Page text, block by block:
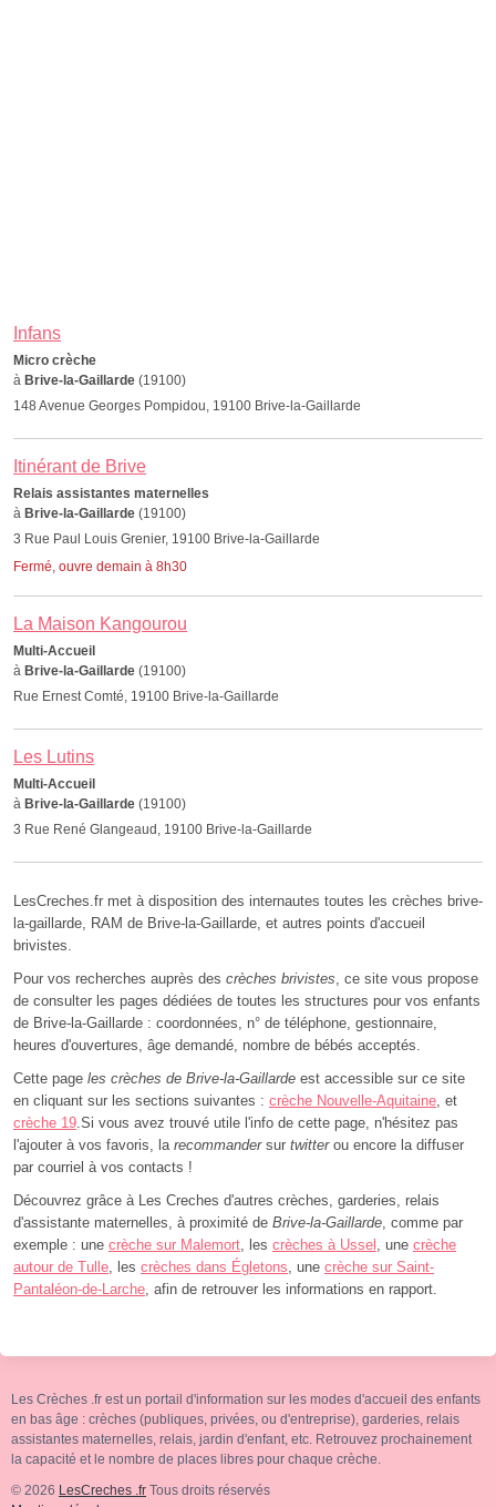
Infans
Micro crèche
à Brive-la-Gaillarde (19100)
148 Avenue Georges Pompidou, 19100 Brive-la-Gaillarde
Itinérant de Brive
Relais assistantes maternelles
à Brive-la-Gaillarde (19100)
3 Rue Paul Louis Grenier, 19100 Brive-la-Gaillarde
Fermé, ouvre demain à 8h30
La Maison Kangourou
Multi-Accueil
à Brive-la-Gaillarde (19100)
Rue Ernest Comté, 19100 Brive-la-Gaillarde
Les Lutins
Multi-Accueil
à Brive-la-Gaillarde (19100)
3 Rue René Glangeaud, 19100 Brive-la-Gaillarde
LesCreches.fr met à disposition des internautes toutes les crèches brive-
la-gaillarde, RAM de Brive-la-Gaillarde, et autres points d'accueil
brivistes.
Pour vos recherches auprès des crèches brivistes, ce site vous propose
de consulter les pages dédiées de toutes les structures pour vos enfants
de Brive-la-Gaillarde : coordonnées, n° de téléphone, gestionnaire,
heures d'ouvertures, âge demandé, nombre de bébés acceptés.
Cette page les crèches de Brive-la-Gaillarde est accessible sur ce site
en cliquant sur les sections suivantes : crèche Nouvelle-Aquitaine, et
crèche 19.Si vous avez trouvé utile l'info de cette page, n'hésitez pas
l'ajouter à vos favoris, la recommandersur twitterou encore la diffuser
par courriel à vos contacts !
Découvrez grâce à Les Creches d'autres crèches, garderies, relais
d'assistante maternelles, à proximité de Brive-la-Gaillarde, comme par
exemple : une crèche sur Malemort, les crèches à Ussel , une crèche
autour de Tulle, les crèches dans Égletons, une crèche sur Saint-
Pantaléon-de-Larche, afin de retrouver les informations en rapport.
Les Crèches .fr est un portail d'information sur les modes d'accueil des enfants
en bas âge : crèches (publiques, privées, ou d'entreprise), garderies, relais
assistantes maternelles, relais, jardin d'enfant, etc. Retrouvez prochainement
la capacité et le nombre de places libres pour chaque crèche.
© 2026 LesCreches .fr Tous droits réservés